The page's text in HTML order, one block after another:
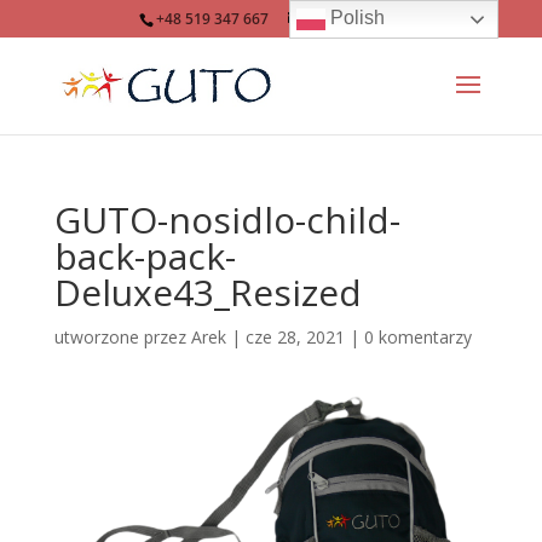
+48 519 347 667 info@guto.eu
GUTO-nosidlo-child-
back-pack-
Deluxe43_Resized
utworzone przez Arek| cze 28, 2021 | 0 komentarzy
Polish